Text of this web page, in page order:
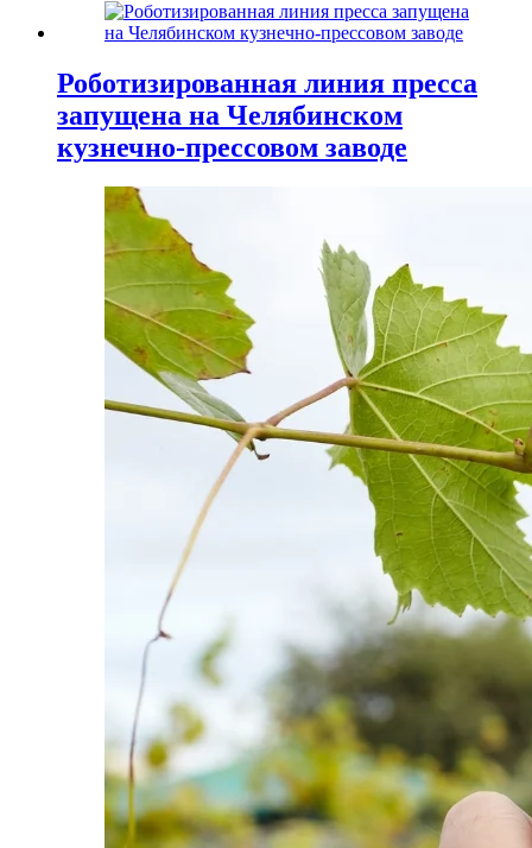
Роботизированная линия пресса
запущена на Челябинском
кузнечно-прессовом заводе